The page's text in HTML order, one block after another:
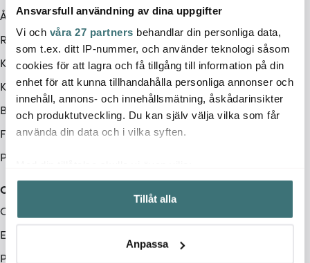
Ansvarsfull användning av dina uppgifter
Vi och våra 27 partners behandlar din personliga data,
som t.ex. ditt IP-nummer, och använder teknologi såsom
cookies för att lagra och få tillgång till information på din
enhet för att kunna tillhandahålla personliga annonser och
innehåll, annons- och innehållsmätning, åskådarinsikter
och produktutveckling. Du kan själv välja vilka som får
använda din data och i vilka syften.
Samla in information om din geografiska plats som
kan ha en noggrannhet på upp till flera meter
Identifiera din enhet genom att aktivt skanna den för
Ta reda på mer om hur dina personliga uppgifter
Tillåt alla
Anpassa
Ångerrätt
Retur & Reklamation
Köpvillkor
Kampanjvillkor
BRA DEAL
Företag
Produktåterkallelse
Cervera
Om Cervera
Endast hos oss
Pre Loved